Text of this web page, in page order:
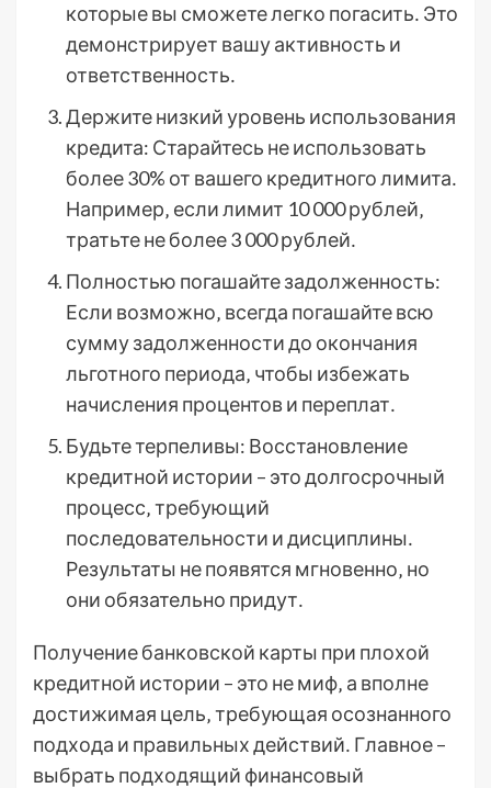
которые вы сможете легко погасить․ Это
демонстрирует вашу активность и
ответственность․
Держите низкий уровень использования
кредита: Старайтесь не использовать
более 30% от вашего кредитного лимита․
Например‚ если лимит 10 000 рублей‚
тратьте не более 3 000 рублей․
Полностью погашайте задолженность:
Если возможно‚ всегда погашайте всю
сумму задолженности до окончания
льготного периода‚ чтобы избежать
начисления процентов и переплат․
Будьте терпеливы: Восстановление
кредитной истории – это долгосрочный
процесс‚ требующий
последовательности и дисциплины․
Результаты не появятся мгновенно‚ но
они обязательно придут․
Получение банковской карты при плохой
кредитной истории – это не миф‚ а вполне
достижимая цель‚ требующая осознанного
подхода и правильных действий․ Главное –
выбрать подходящий финансовый